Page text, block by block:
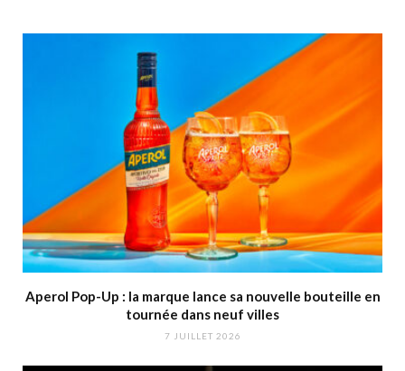
Aperol Pop-Up : la marque lance sa nouvelle bouteille en
tournée dans neuf villes
7 JUILLET 2026